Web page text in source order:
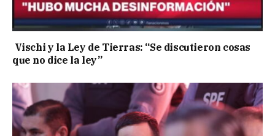
Vischi y la Ley de Tierras: “Se discutieron cosas
que no dice la ley”